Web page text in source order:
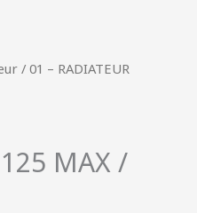
/ 01 – RADIATEUR
MAX /